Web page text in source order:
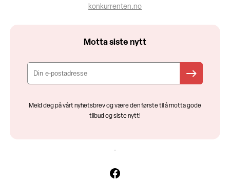
konkurrenten.no
Motta siste nytt
Meld deg på vårt nyhetsbrev og være den første til å motta gode
tilbud og siste nytt!
Facebook